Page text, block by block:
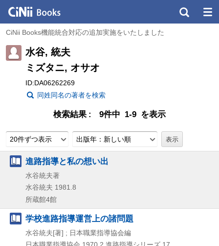
CiNii Books機能統合対応の追加実施をいたしました
水谷, 統夫
ミズタニ, オサオ
ID:DA06262269
同姓同名の著者を検索
検索結果 9件中 1-9 を表示
20件ずつ表示 出版年：新しい順
進路指導と私の想い出
水谷統夫著
水谷統夫 1981.8
所蔵館4館
学校進路指導運営上の諸問題
水谷統夫[著] ; 日本職業指導協会編